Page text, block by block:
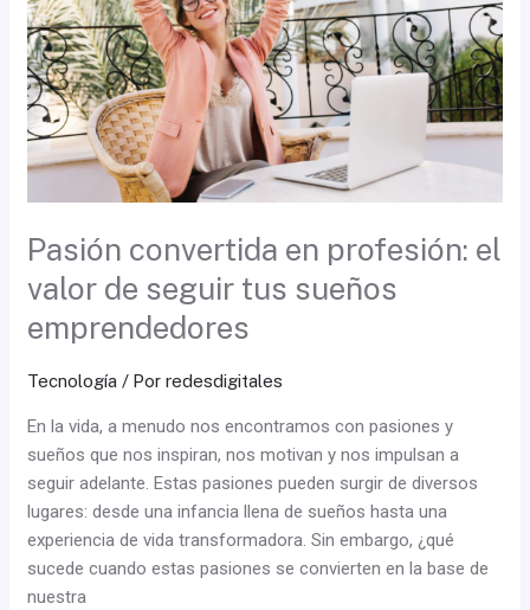
Pasión convertida en profesión: el
valor de seguir tus sueños
emprendedores
Tecnología / Porredesdigitales
En la vida, a menudo nos encontramos con pasiones y
sueños que nos inspiran, nos motivan y nos impulsan a
seguir adelante. Estas pasiones pueden surgir de diversos
lugares: desde una infancia llena de sueños hasta una
experiencia de vida transformadora. Sin embargo, ¿qué
sucede cuando estas pasiones se convierten en la base de
nuestra
el
valor
de
seguir
tus
sueños
emprendedores